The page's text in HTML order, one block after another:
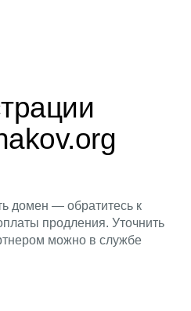
домен — обратитесь к
продления. Уточнить
можно в службе